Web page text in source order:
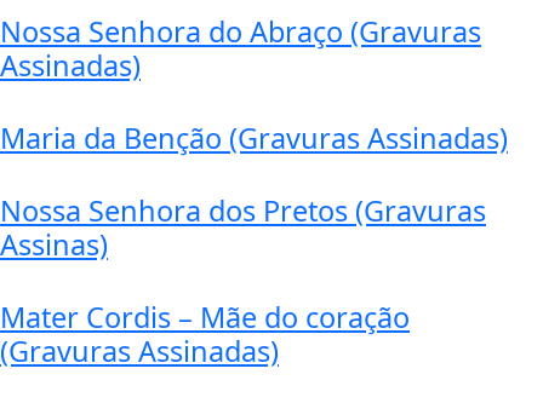
Nossa Senhora do Abraço (Gravuras
Assinadas)
Maria da Benção (Gravuras Assinadas)
Nossa Senhora dos Pretos (Gravuras
Assinas)
Mater Cordis – Mãe do coração
(Gravuras Assinadas)